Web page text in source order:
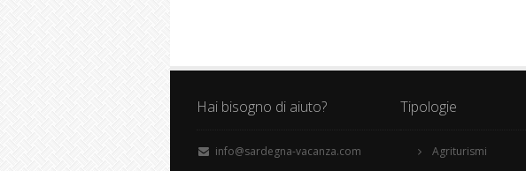
Hai bisogno di aiuto?
info@sardegna-vacanza.com
Tipologie
Agriturismi